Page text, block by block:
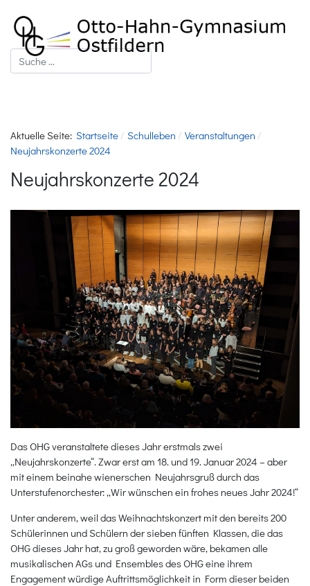
Suchen
Aktuelle Seite: Startseite Schulleben
Veranstaltungen
Neujahrskonzerte 2024
Neujahrskonzerte 2024
Das OHG veranstaltete dieses Jahr erstmals zwei
„Neujahrskonzerte“. Zwar erst am 18. und 19. Januar 2024 – aber
mit einem beinahe wienerschen Neujahrsgruß durch das
Unterstufenorchester: „Wir wünschen ein frohes neues Jahr 2024!“
Unter anderem, weil das Weihnachtskonzert mit den bereits 200
Schülerinnen und Schülern der sieben fünften Klassen, die das
OHG dieses Jahr hat, zu groß geworden wäre, bekamen alle
musikalischen AGs und Ensembles des OHG eine ihrem
Engagement würdige Auftrittsmöglichkeit in Form dieser beiden